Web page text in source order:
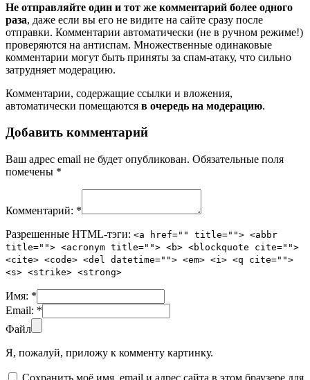
Не отправляйте один и тот же комментарий более одного
раза, даже если вы его не видите на сайте сразу после
отправки. Комментарии автоматически (не в ручном режиме!)
проверяются на антиспам. Множественные одинаковые
комментарии могут быть приняты за спам-атаку, что сильно
затрудняет модерацию.
Комментарии, содержащие ссылки и вложения,
автоматически помещаются в очередь на модерацию.
Добавить комментарий
Ваш адрес email не будет опубликован. Обязательные поля
помечены *
Комментарий: *
Разрешенные HTML-тэги: <a href="" title=""> <abbr
title=""> <acronym title=""> <b> <blockquote cite="">
<cite> <code> <del datetime=""> <em> <i> <q cite="">
<s> <strike> <strong>
Имя: *
Email: *
Файл
Я, пожалуй, приложу к комменту картинку.
Сохранить моё имя, email и адрес сайта в этом браузере для